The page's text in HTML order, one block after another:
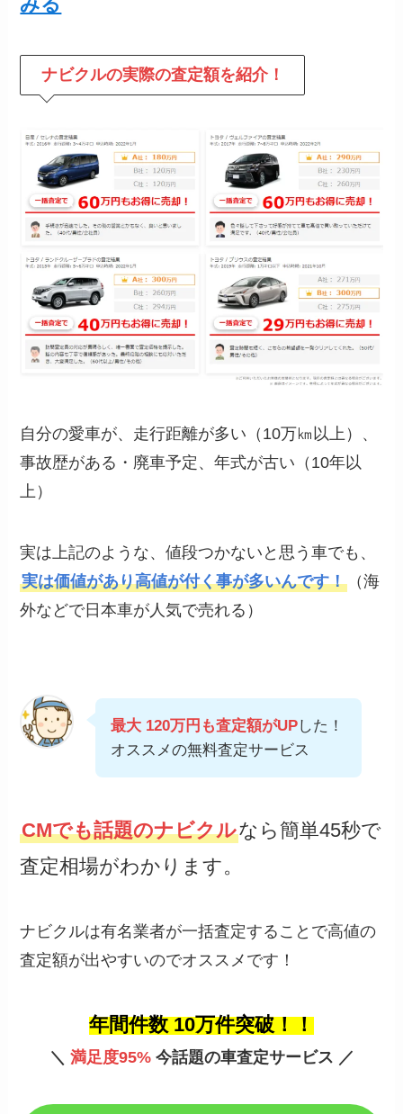
ナビクルの実際の査定額を紹介！
自分の愛車が、走行距離が多い（10万㎞以上）、
事故歴がある・廃車予定、年式が古い（10年以
上）
実は上記のような、値段つかないと思う車でも、
実は価値があり高値が付く事が多いんです！ （海
外などで日本車が人気で売れる）
最大 120万円も査定額がUPした！
オススメの無料査定サービス
CMでも話題のナビクルなら簡単45秒で
査定相場がわかります。
ナビクルは有名業者が一括査定することで高値の
査定額が出やすいのでオススメです！
年間件数 10万件突破！！
＼ 満足度95%今話題の車査定サービス ／